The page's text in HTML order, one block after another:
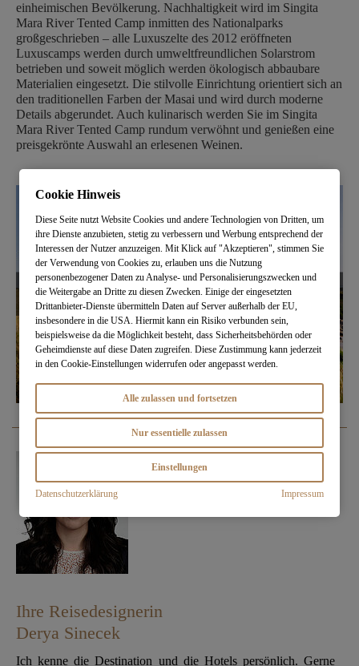
einheimischen Bevölkerung. Nachhaltigkeit wird im Singita
Mara River Tented Camp inmitten des Nationalparks
großgeschrieben – alle Luxuszelte des 2012 eröffneten
Luxuscamps werden durch umweltfreundlichen Solarstrom
betrieben und soweit möglich werden ökologisch abbaubare
Materialien eingesetzt. Die stilvolle Einrichtung orientiert sich an
den traditionellen Farben der Masai und wird durch moderne
Details abgerundet. Auch kulinarisch werden Sie im Singita
Mara River Tented Camp rundum verwöhnt und genießen eine
preisgekrönte Auswahl an erlesenen Weinen.
Ihre Reisedesignerin
Derya Sinecek
Ich kenne die Destination und die Hotels persönlich. Gerne
Cookie Hinweis
Diese Seite nutzt Website Cookies und andere Technologien von Dritten, um
ihre Dienste anzubieten, stetig zu verbessern und Werbung entsprechend der
Interessen der Nutzer anzuzeigen. Mit Klick auf "Akzeptieren", stimmen Sie
der Verwendung von Cookies zu, erlauben uns die Nutzung
personenbezogener Daten zu Analyse- und Personalisierungszwecken und
die Weitergabe an Dritte zu diesen Zwecken. Einige der eingesetzten
Drittanbieter-Dienste übermitteln Daten auf Server außerhalb der EU,
insbesondere in die USA. Hiermit kann ein Risiko verbunden sein,
beispielsweise da die Möglichkeit besteht, dass Sicherheitsbehörden oder
Geheimdienste auf diese Daten zugreifen. Diese Zustimmung kann jederzeit
in den Cookie-Einstellungen widerrufen oder angepasst werden.
Alle zulassen und fortsetzen
Nur essentielle zulassen
Einstellungen
Datenschutzerklärung Impressum